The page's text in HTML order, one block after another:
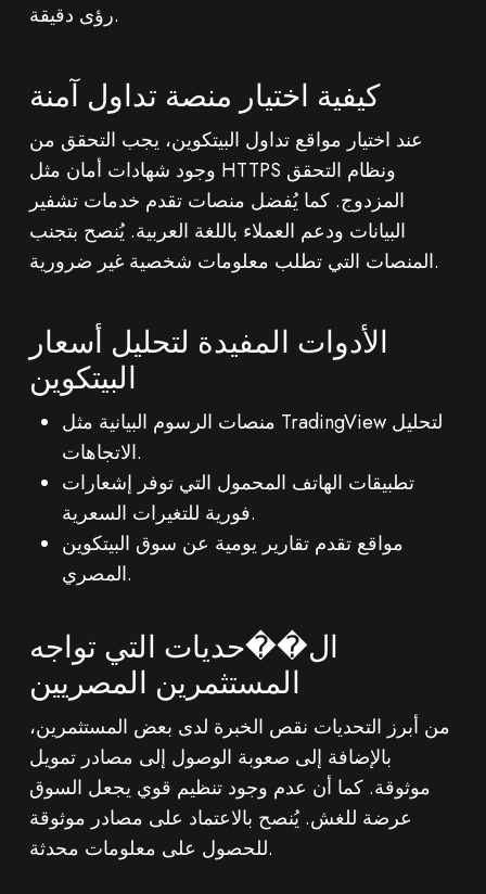
رؤى دقيقة.
كيفية اختيار منصة تداول آمنة
عند اختيار مواقع تداول البيتكوين، يجب التحقق من
وجود شهادات أمان مثل HTTPS ونظام التحقق
المزدوج. كما يُفضل منصات تقدم خدمات تشفير
البيانات ودعم العملاء باللغة العربية. يُنصح بتجنب
المنصات التي تطلب معلومات شخصية غير ضرورية.
الأدوات المفيدة لتحليل أسعار
البيتكوين
منصات الرسوم البيانية مثل TradingView لتحليل
الاتجاهات.
تطبيقات الهاتف المحمول التي توفر إشعارات
فورية للتغيرات السعرية.
مواقع تقدم تقارير يومية عن سوق البيتكوين
المصري.
ال��حديات التي تواجه
المستثمرين المصريين
من أبرز التحديات نقص الخبرة لدى بعض المستثمرين،
بالإضافة إلى صعوبة الوصول إلى مصادر تمويل
موثوقة. كما أن عدم وجود تنظيم قوي يجعل السوق
عرضة للغش. يُنصح بالاعتماد على مصادر موثوقة
للحصول على معلومات محدثة.